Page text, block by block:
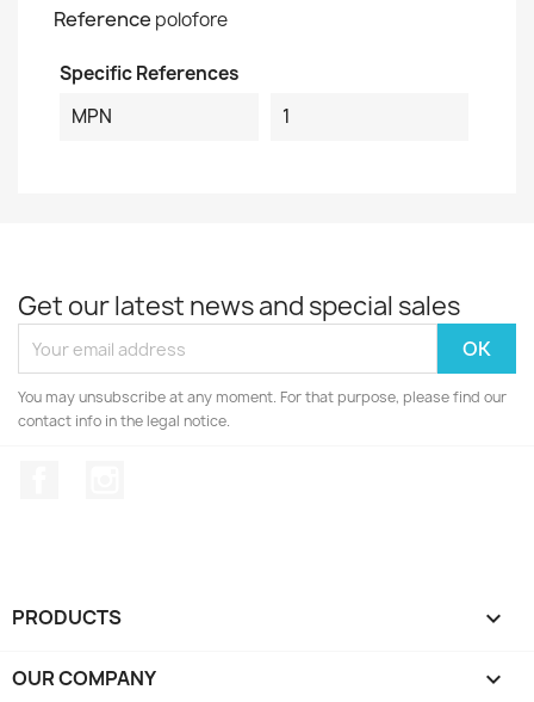
Reference polofore
Specific References
MPN
1
Get our latest news and special sales
You may unsubscribe at any moment. For that purpose, please find our
contact info in the legal notice.
PRODUCTS 
OUR COMPANY 